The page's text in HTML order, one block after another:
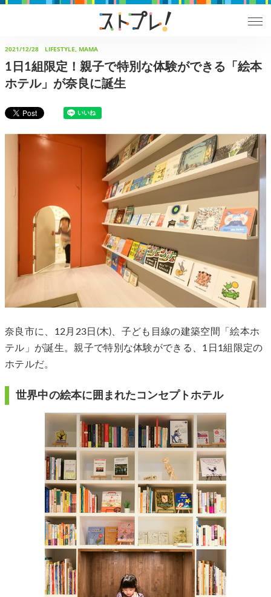
2021/12/28 LIFESTYLE, MAMA
1日1組限定！親子で特別な体験ができる「絵本
ホテル」が奈良に誕生
奈良市に、12月23日(木)、子ども目線の建築空間「絵本ホ
テル」が誕生。親子で特別な体験ができる、1日1組限定の
ホテルだ。
世界中の絵本に囲まれたコンセプトホテル